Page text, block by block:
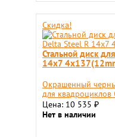
Скидка!
Стальной диск
14x7
Окрашенный
для квадроциклов
Цена: 10 535 ₽
Нет в наличии